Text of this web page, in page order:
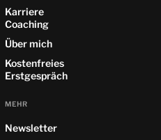
Karriere
Coaching
Über mich
Kostenfreies
Erstgespräch
MEHR
Newsletter